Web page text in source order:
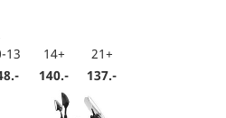
13 14+
21+
140.- 137.-